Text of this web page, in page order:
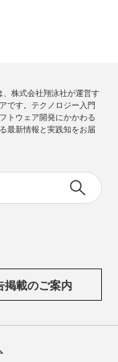
、株式会社翔泳社が運営す
です。テクノロジー入門
トウェア開発にかかわる
最新情報と実践知をお届
掲載のご案内